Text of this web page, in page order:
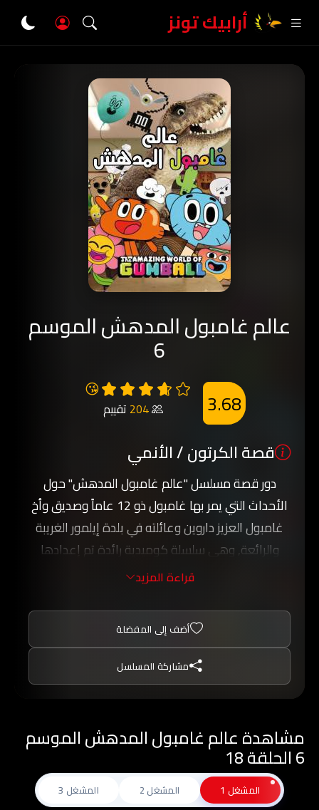
أرابيك تونز
عالم غامبول المدهش الموسم
6
😘
204 تقييم 3.68
قصة الكرتون / الأنمي
دور قصة مسلسل "عالم غامبول المدهش" حول
الأحداث التي يمر بها غامبول ذو 12 عاماً وصديق وأخ
غامبول العزيز داروين وعائلته في بلدة إيلمور الغريبة
والرائعة, وهي سلسلة كوميدية رائدة تم إعدادها
ضمن بيئة بلدة صغيرة وتشمل شخصيات متنوعة منها
استعد لتشعر بالذهول لدى مشاهدتك عالم غامبول
المدهش ومشاهدة المغامرات والاخطار التي تواجه
غامبول, ينصح بعدم مشاهدتة من قبل الأطفال تحت
سن 10 من دون توجيه من أحد الوالدين.
قراءة المزيد
أضف إلى المفضلة
مشاركة المسلسل
مشاهدة عالم غامبول المدهش الموسم
6 الحلقة 18
المشغل 1 المشغل 2 المشغل 3